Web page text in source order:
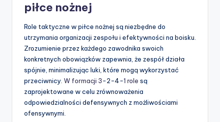
piłce nożnej
Role taktyczne w piłce nożnej są niezbędne do
utrzymania organizacji zespołu i efektywności na boisku.
Zrozumienie przez każdego zawodnika swoich
konkretnych obowiązków zapewnia, że zespół działa
spójnie, minimalizując luki, które mogą wykorzystać
przeciwnicy. W formacji 3-2-4-1 role są
zaprojektowane w celu zrównoważenia
odpowiedzialności defensywnych z możliwościami
ofensywnymi.